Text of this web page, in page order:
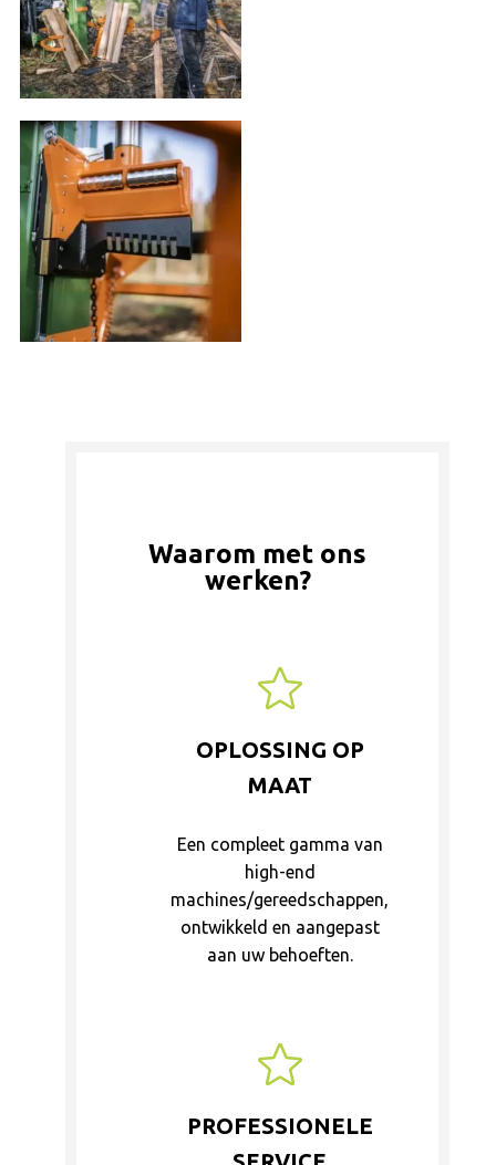
Waarom met ons
werken?
OPLOSSING OP
MAAT
Een compleet gamma van
high-end
machines/gereedschappen,
ontwikkeld en aangepast
aan uw behoeften.
PROFESSIONELE